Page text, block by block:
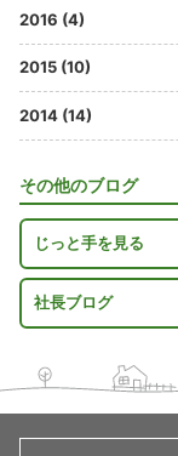
2016 (4)
2015 (10)
2014 (14)
その他のブログ
じっと手を見る
社長ブログ